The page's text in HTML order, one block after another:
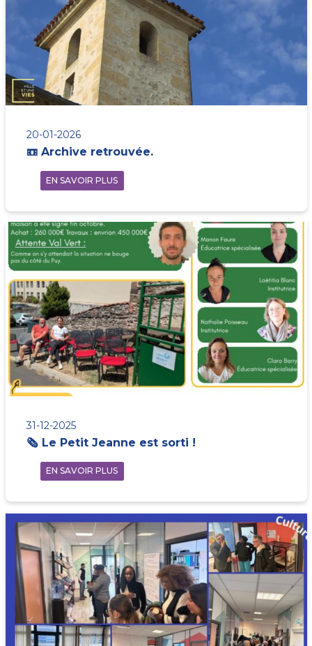
20-01-2026
📼 Archive retrouvée.
EN SAVOIR PLUS
31-12-2025
🗞️ Le Petit Jeanne est sorti !
EN SAVOIR PLUS